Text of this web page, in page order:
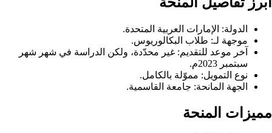
الدولة: الإمارات العربية المتحدة.
موجهة لـ: طلاب البكالوريوس.
آخر موعد للتقديم: غير محدّدة، ولكن الدراسة في شهر شهر
سبتمبر 2023م.
نوع التمويل: مموّلة بالكامل.
الجهة المانحة: جامعة القاسمية.
مميزات المنحة